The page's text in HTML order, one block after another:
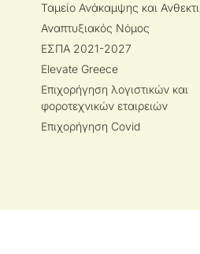
Ταμείο Ανάκαμψης και
Αναπτυξιακός Νόμος
ΕΣΠΑ 2021-2027
Elevate Greece
Επιχορήγηση λογιστικών και
φοροτεχνικών εταιρειών
Επιχορήγηση Covid